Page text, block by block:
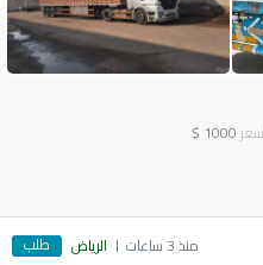
1000
$
منذ 3 ساعات الرياض طلب